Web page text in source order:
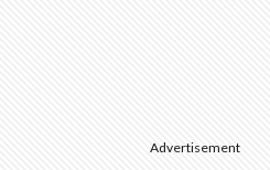
Advertisement